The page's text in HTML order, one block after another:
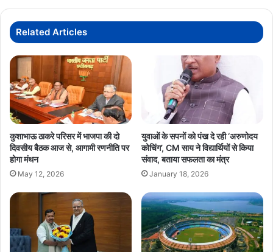
Related Articles
कुशाभाऊ ठाकरे परिसर में भाजपा की दो
दिवसीय बैठक आज से, आगामी रणनीति पर
होगा मंथन
May 12, 2026
युवाओं के सपनों को पंख दे रही ‘अरुणोदय
कोचिंग’, CM साय ने विद्यार्थियों से किया
संवाद, बताया सफलता का मंत्र
January 18, 2026